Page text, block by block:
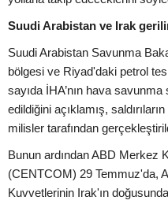
Suudi Arabistan ve Irak
Suudi Arabistan Savunma
bölgesi ve Riyad'daki petrol
sayıda İHA’nın hava
edildiğini açıklamış,
milisler tarafından
Bunun ardından ABD Merkez
(CENTCOM) 29 Temmuz'da,
Kuvvetlerinin Irak'ın